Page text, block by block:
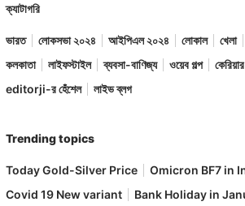
ক্যাটাগরি
ভারত লোকসভা ২০২৪ আইপিএল ২০২৪ লোকাল খেলা
কলকাতা
লাইফস্টাইল ব্যবসা-বাণিজ্য ওয়েব গল্প কেরিয়ার
editorji-র হেঁশেল
লাইভ ব্লগ
Trending topics
Today Gold-Silver Price
Omicron BF7 in
Covid 19 New variant
Bank Holiday in